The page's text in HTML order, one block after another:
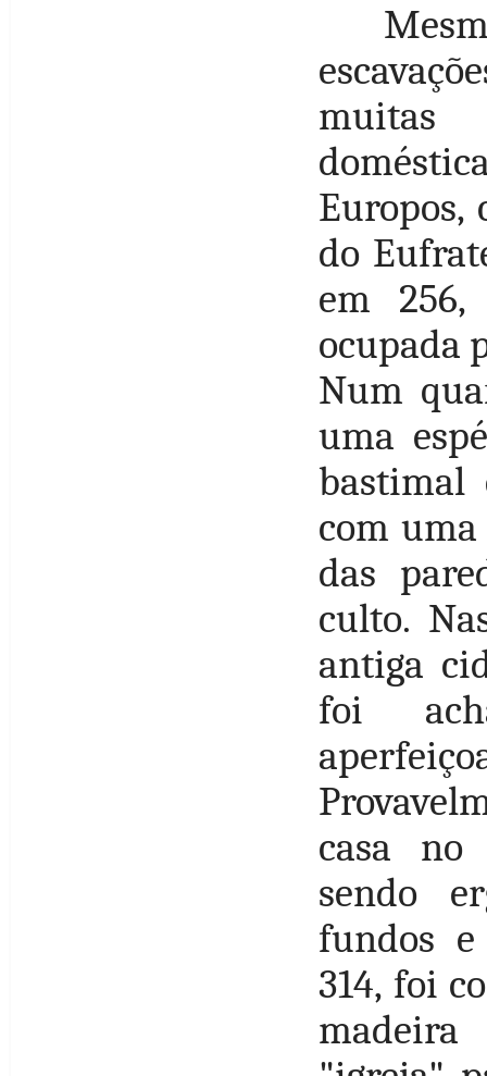
Europos,
do
em
ocupada
Num
uma
bastimal
com
das
culto.
antiga
foi
casa
sendo
fundos
314, foi